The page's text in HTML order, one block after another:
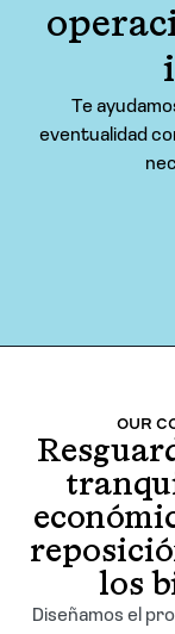
Contact
Te
eventualidad
OUR
los
Diseñamos el